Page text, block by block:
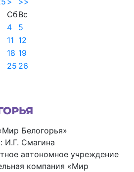
СбВс
4
5
11 12
18 19
25 26
Белогорья»
И.Г. Смагина
автономное учреждение
компания «Мир